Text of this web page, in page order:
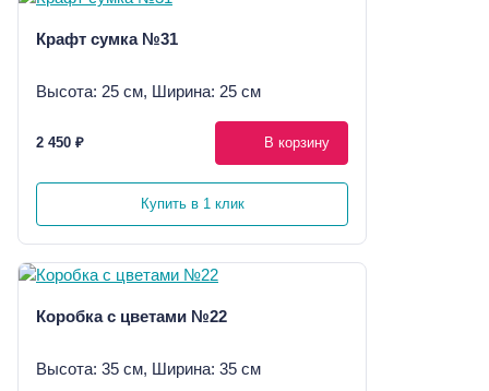
Крафт сумка №31
Высота: 25 см, Ширина: 25 см
2 450 ₽ В корзину
Купить в 1 клик
Коробка с цветами №22
Высота: 35 см, Ширина: 35 см